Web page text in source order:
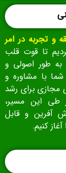
سابقه و تجربه در امر
تا قوت قلب
طور اصولی و
با مشاوره و
مجازی برای رشد
طی این مسیر،
آفرین و قابل‌
کنیم.